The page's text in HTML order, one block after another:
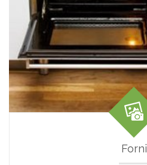
Forni